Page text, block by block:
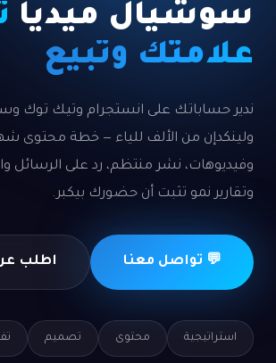
سوشيال ميديا
علامتك وتبيع
ندير حساباتك على انستجرام وتيك توك
ولينكدإن من الألف للياء — خطة محتوى
وفيديوهات، نشر منتظم، رد على الرسائل
وتقارير نمو تثبت أن حضورك بيكبر.
💬 تواصل معنا اطلب
استراتيجية محتوى تصميم